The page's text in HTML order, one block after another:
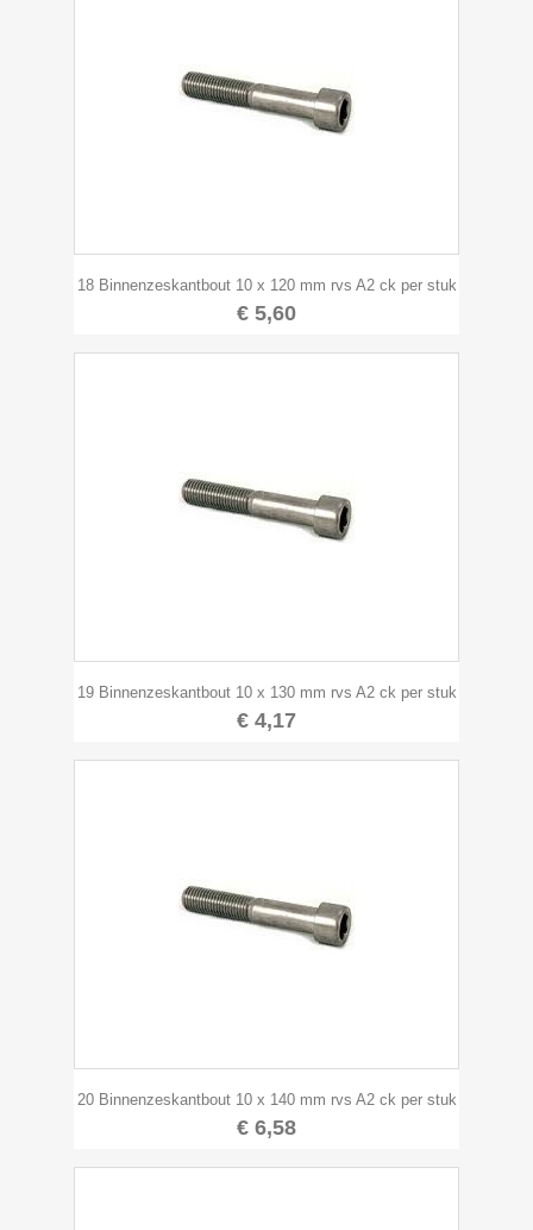
18 Binnenzeskantbout 10 x 120 mm rvs A2 ck per stuk
€ 5,60
19 Binnenzeskantbout 10 x 130 mm rvs A2 ck per stuk
€ 4,17
20 Binnenzeskantbout 10 x 140 mm rvs A2 ck per stuk
€ 6,58